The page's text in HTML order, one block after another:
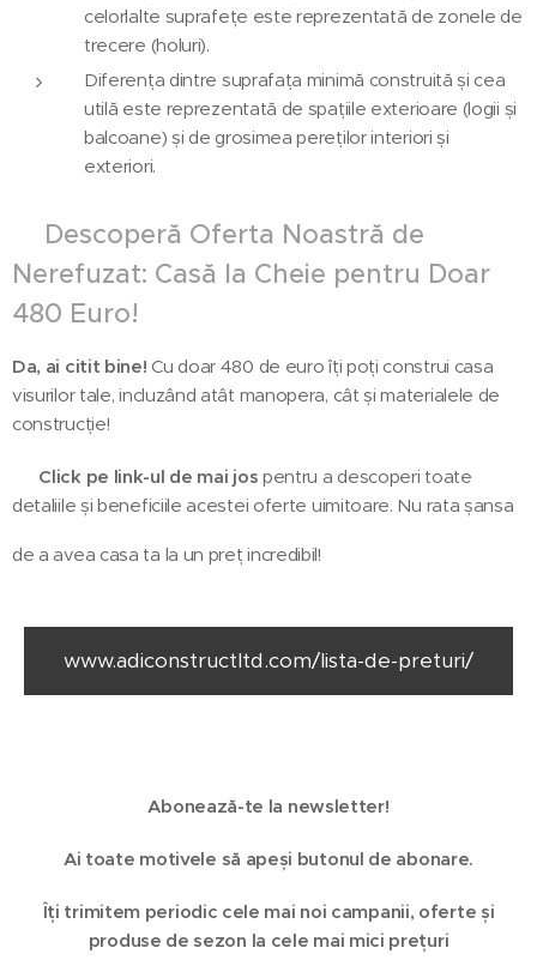
celorlalte suprafețe este reprezentată de zonele de
trecere (holuri).
Diferența dintre suprafața minimă construită și cea
utilă este reprezentată de spațiile exterioare (logii și
balcoane) și de grosimea pereților interiori și
exteriori.
‼️Descoperă Oferta Noastră de
Nerefuzat: Casă la Cheie pentru Doar
480 Euro! 🎉
Da, ai citit bine! Cu doar 480 de euro îți poți construi casa
visurilor tale, incluzând atât manopera, cât și materialele de
construcție!
Click pe link-ul de mai jos pentru a descoperi toate
detaliile și beneficiile acestei oferte uimitoare. Nu rata șansa
de a avea casa ta la un preț incredibil!
www.adiconstructltd.com/lista-de-preturi/
Abonează-te la newsletter!
Ai toate motivele să apeși butonul de abonare.
Îți trimitem periodic cele mai noi campanii, oferte și
produse de sezon la cele mai mici prețuri